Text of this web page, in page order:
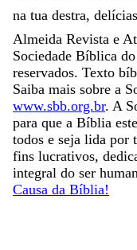
na tua destra, delícias
Almeida Revista e
Sociedade Bíblica
reservados. Texto
Saiba mais sobre a
www.sbb.org.br. A
para que a Bíblia
todos e seja lida por
fins lucrativos,
integral do ser
Causa da Bíblia!